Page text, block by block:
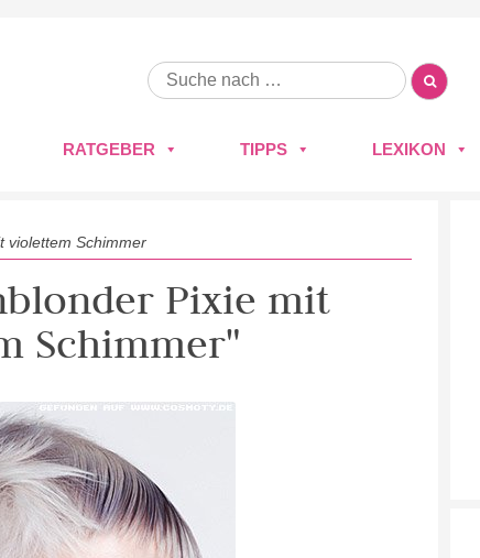
RATGEBER TIPPS LEXIKON
violettem Schimmer
Pixie mit
Schimmer"